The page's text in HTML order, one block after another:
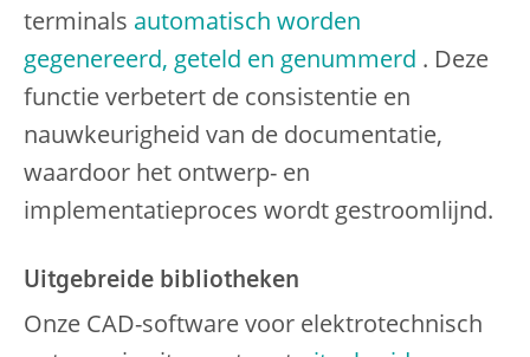
terminals automatisch worden
gegenereerd, geteld en genummerd . Deze
functie verbetert de consistentie en
nauwkeurigheid van de documentatie,
waardoor het ontwerp- en
implementatieproces wordt gestroomlijnd.
Uitgebreide bibliotheken
Onze CAD-software voor elektrotechnisch